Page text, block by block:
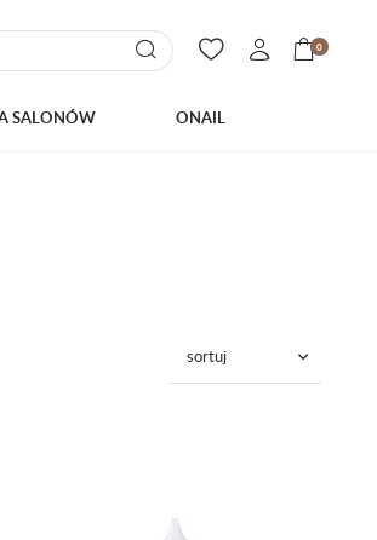
0
SALONÓW ONAIL
sortuj